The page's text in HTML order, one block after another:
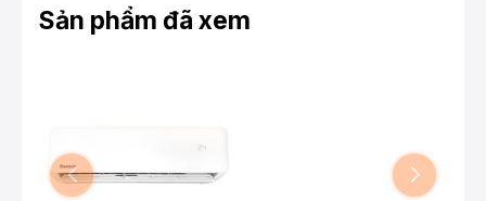
Sản phẩm đã xem